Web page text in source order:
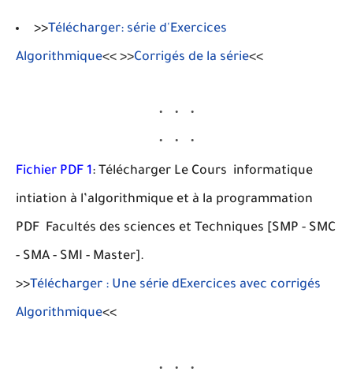
>>Télécharger: série d'Exercices
Algorithmique<< >>Corrigés de la série<<
Fichier PDF 1: Télécharger Le Cours informatique
intiation à l’algorithmique et à la programmation
PDF Facultés des sciences et Techniques [SMP - SMC
- SMA - SMI - Master].
>>Télécharger : Une série dExercices avec corrigés
Algorithmique<<